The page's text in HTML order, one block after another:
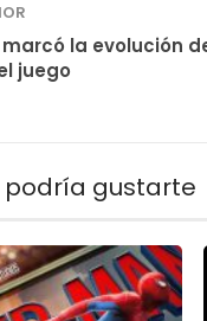
la evolución
juego
podría gustarte